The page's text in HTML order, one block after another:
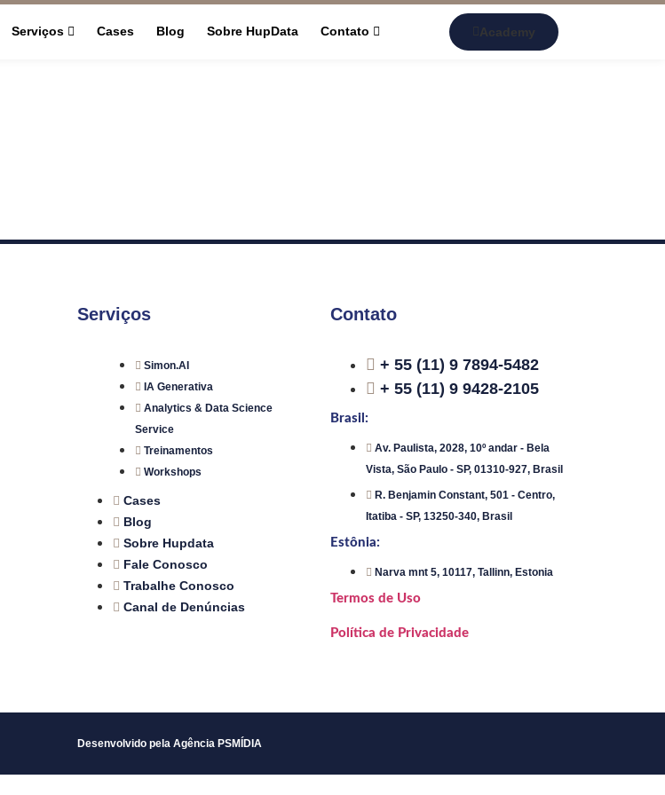
Serviços Cases Blog Sobre HupData Contato Academy
Serviços
Simon.AI
IA Generativa
Analytics & Data Science
Service
Treinamentos
Workshops
Cases
Blog
Sobre Hupdata
Fale Conosco
Trabalhe Conosco
Canal de Denúncias
Contato
+ 55 (11) 9 7894-5482
+ 55 (11) 9 9428-2105
Brasil:
Av. Paulista, 2028, 10º andar - Bela
Vista, São Paulo - SP, 01310-927, Brasil
R. Benjamin Constant, 501 - Centro,
Itatiba - SP, 13250-340, Brasil
Estônia:
Narva mnt 5, 10117, Tallinn, Estonia
Termos de Uso
Política de Privacidade
Desenvolvido pela Agência PSMÍDIA